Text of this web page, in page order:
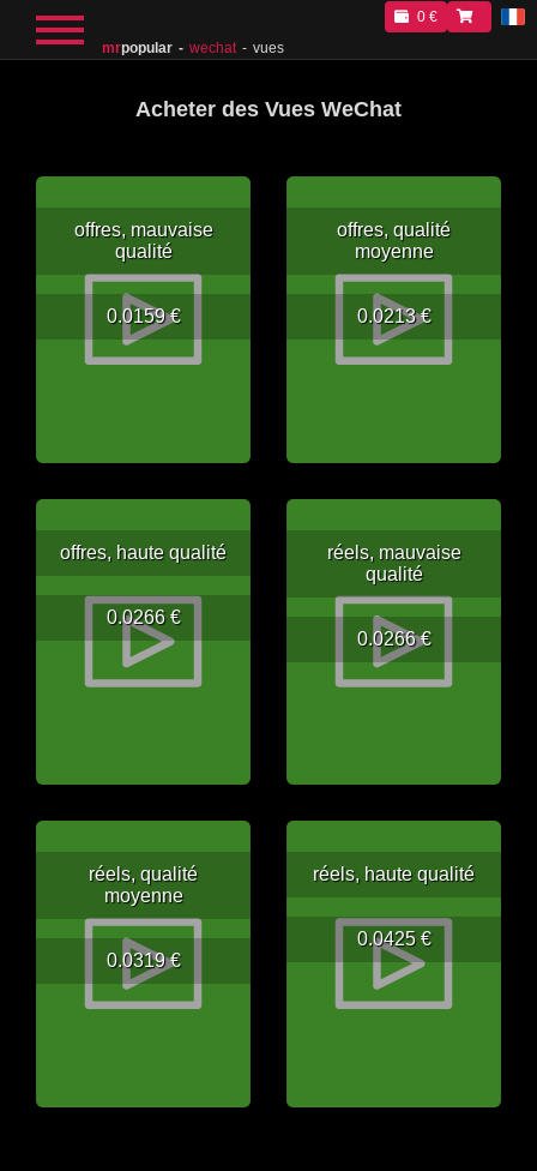
mrpopular wechat vues
0 €
Acheter des Vues WeChat
offres, mauvaise
qualité
0.0159 €
offres, qualité
moyenne
0.0213 €
offres, haute qualité
0.0266 €
réels, mauvaise
qualité
0.0266 €
réels, qualité
moyenne
0.0319 €
réels, haute qualité
0.0425 €